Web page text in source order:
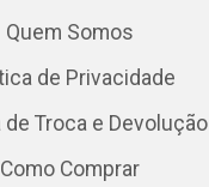
Quem Somos
de Privacidade
Troca e Devolução
Como Comprar